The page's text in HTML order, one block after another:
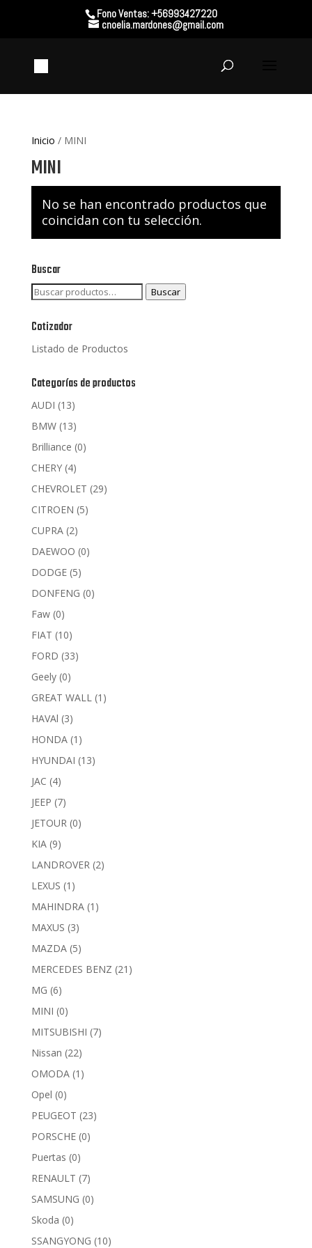
Fono Ventas: +56993427220
cnoelia.mardones@gmail.com
Inicio / MINI
MINI
No se han encontrado productos que
coincidan con tu selección.
Buscar
Buscar
Buscar
Cotizador
Listado de Productos
Categorías de productos
AUDI (13)
BMW (13)
Brilliance (0)
CHERY (4)
CHEVROLET (29)
CITROEN (5)
CUPRA (2)
DAEWOO (0)
DODGE (5)
DONFENG (0)
Faw (0)
FIAT (10)
FORD (33)
Geely (0)
GREAT WALL (1)
HAVAl (3)
HONDA (1)
HYUNDAI (13)
JAC (4)
JEEP (7)
JETOUR (0)
KIA (9)
LANDROVER (2)
LEXUS (1)
MAHINDRA (1)
MAXUS (3)
MAZDA (5)
MERCEDES BENZ (21)
MG (6)
MINI (0)
MITSUBISHI (7)
Nissan (22)
OMODA (1)
Opel (0)
PEUGEOT (23)
PORSCHE (0)
Puertas (0)
RENAULT (7)
SAMSUNG (0)
Skoda (0)
SSANGYONG (10)